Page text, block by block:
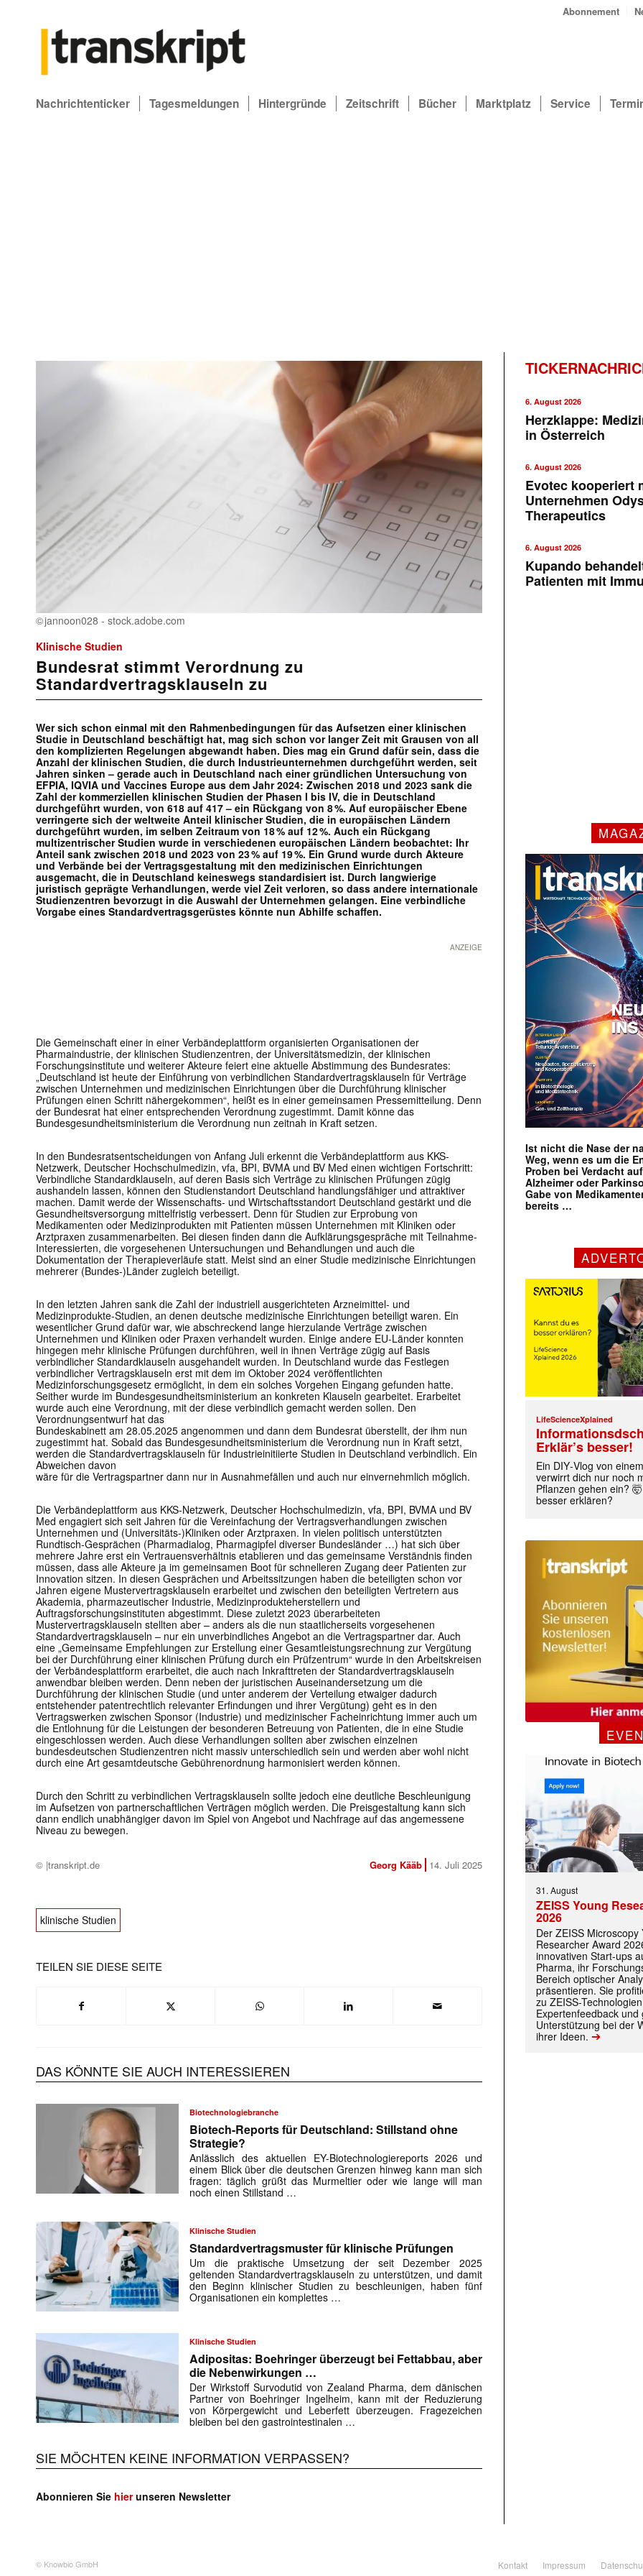
Mit dem |transkript-Newsletter jede Woche aktuell
Abonnement
Nachrichtenticker Tagesmeldungen Hintergründe Zeitschrift Bücher Marktplatz Service
jannoon028 - stock.adobe.com
Klinische Studien
Bundesrat stimmt Verordnung zu
Standardvertragsklauseln zu
Wer sich schon einmal mit den Rahmenbedingungen für das Aufsetzen einer klinischen
Studie in Deutschland beschäftigt hat, mag sich schon vor langer Zeit mit Grausen von all
den komplizierten Regelungen abgewandt haben. Dies mag ein Grund dafür sein, dass die
Anzahl der klinischen Studien, die durch Industrieunternehmen durchgeführt werden, seit
Jahren sinken – gerade auch in Deutschland nach einer gründlichen Untersuchung von
EFPIA, IQVIA und Vaccines Europe aus dem Jahr 2024: Zwischen 2018 und 2023 sank die
Zahl der kommerziellen klinischen Studien der Phasen I bis IV, die in Deutschland
durchgeführt wurden, von 618 auf 417 – ein Rückgang von 8 %. Auf europäischer Ebene
verringerte sich der weltweite Anteil klinischer Studien, die in europäischen Ländern
durchgeführt wurden, im selben Zeitraum von 18 % auf 12 %. Auch ein Rückgang
multizentrischer Studien wurde in verschiedenen europäischen Ländern beobachtet: Ihr
Anteil sank zwischen 2018 und 2023 von 23 % auf 19 %. Ein Grund wurde durch Akteure
und Verbände bei der Vertragsgestaltung mit den medizinischen Einrichtungen
ausgemacht, die in Deutschland keineswegs standardisiert ist. Durch langwierige
juristisch geprägte Verhandlungen, werde viel Zeit verloren, so dass andere internationale
Studienzentren bevorzugt in die Auswahl der Unternehmen gelangen. Eine verbindliche
Vorgabe eines Standardvertragsgerüstes könnte nun Abhilfe schaffen.
ANZEIGE
Die Gemeinschaft einer in einer Verbändeplattform organisierten Organisationen der
Pharmaindustrie, der klinischen Studienzentren, der Universitätsmedizin, der klinischen
Forschungsinstitute und weiterer Akteure feiert eine aktuelle Abstimmung des Bundesrates:
„Deutschland ist heute der Einführung von verbindlichen Standardvertragsklauseln für Verträge
zwischen Unternehmen und medizinischen Einrichtungen über die Durchführung klinischer
Prüfungen einen Schritt nähergekommen“, heißt es in einer gemeinsamen Pressemitteilung. Denn
der Bundesrat hat einer entsprechenden Verordnung zugestimmt. Damit könne das
Bundesgesundheitsministerium die Verordnung nun zeitnah in Kraft setzen.
In den Bundesratsentscheidungen von Anfang Juli erkennt die Verbändeplattform aus KKS-
Netzwerk, Deutscher Hochschulmedizin, vfa, BPI, BVMA und BV Med einen wichtigen Fortschritt:
Verbindliche Standardklauseln, auf deren Basis sich Verträge zu klinischen Prüfungen zügig
aushandeln lassen, können den Studienstandort Deutschland handlungsfähiger und attraktiver
machen. Damit werde der Wissenschafts- und Wirtschaftsstandort Deutschland gestärkt und die
Gesundheitsversorgung mittelfristig verbessert. Denn für Studien zur Erprobung von
Medikamenten oder Medizinprodukten mit Patienten müssen Unternehmen mit Kliniken oder
Arztpraxen zusammenarbeiten. Bei diesen finden dann die Aufklärungsgespräche mit Teilnahme-
Interessierten, die vorgesehenen Untersuchungen und Behandlungen und auch die
Dokumentation der Therapieverläufe statt. Meist sind an einer Studie medizinische Einrichtungen
mehrerer (Bundes-)Länder zugleich beteiligt.
In den letzten Jahren sank die Zahl der industriell ausgerichteten Arzneimittel- und
Medizinprodukte-Studien, an denen deutsche medizinische Einrichtungen beteiligt waren. Ein
wesentlicher Grund dafür war, wie abschreckend lange hierzulande Verträge zwischen
Unternehmen und Kliniken oder Praxen verhandelt wurden. Einige andere EU-Länder konnten
hingegen mehr klinische Prüfungen durchführen, weil in ihnen Verträge zügig auf Basis
verbindlicher Standardklauseln ausgehandelt wurden. In Deutschland wurde das Festlegen
verbindlicher Vertragsklauseln erst mit dem im Oktober 2024 veröffentlichten
Medizinforschungsgesetz ermöglicht, in dem ein solches Vorgehen Eingang gefunden hatte.
Seither wurde im Bundesgesundheitsministerium an konkreten Klauseln gearbeitet. Erarbeitet
wurde auch eine Verordnung, mit der diese verbindlich gemacht werden sollen. Den
Verordnungsentwurf hat das
Bundeskabinett am 28.05.2025 angenommen und dann dem Bundesrat überstellt, der ihm nun
zugestimmt hat. Sobald das Bundesgesundheitsministerium die Verordnung nun in Kraft setzt,
werden die Standardvertragsklauseln für Industrieinitiierte Studien in Deutschland verbindlich. Ein
Abweichen davon
wäre für die Vertragspartner dann nur in Ausnahmefällen und auch nur einvernehmlich möglich.
Die Verbändeplattform aus KKS-Netzwerk, Deutscher Hochschulmedizin, vfa, BPI, BVMA und BV
Med engagiert sich seit Jahren für die Vereinfachung der Vertragsverhandlungen zwischen
Unternehmen und (Universitäts-)Kliniken oder Arztpraxen. In vielen politisch unterstützten
Rundtisch-Gesprächen (Pharmadialog, Pharmagipfel diverser Bundesländer …) hat sich über
mehrere Jahre erst ein Vertrauensverhältnis etablieren und das gemeinsame Verständnis finden
müssen, dass alle Akteure ja im gemeinsamen Boot für schnelleren Zugang deer Patienten zur
Innovation sitzen. In diesen Gesprächen und Arbeitssitzungen haben die beteiligten schon vor
Jahren eigene Mustervertragsklauseln erarbeitet und zwischen den beteiligten Vertretern aus
Akademia, pharmazeutischer Industrie, Medizinprodukteherstellern und
Auftragsforschungsinstituten abgestimmt. Diese zuletzt 2023 überarbeiteten
Mustervertragsklauseln stellten aber – anders als die nun staatlicherseits vorgesehenen
Standardvertragsklauseln – nur ein unverbindliches Angebot an die Vertragspartner dar. Auch
eine „Gemeinsame Empfehlungen zur Erstellung einer Gesamtleistungsrechnung zur Vergütung
bei der Durchführung einer klinischen Prüfung durch ein Prüfzentrum“ wurde in den Arbeitskreisen
der Verbändesplattform erarbeitet, die auch nach Inkrafttreten der Standardvertragsklauseln
anwendbar bleiben werden. Denn neben der juristischen Auseinandersetzung um die
Durchführung der klinischen Studie (und unter anderem der Verteilung etwaiger dadurch
entstehender patentrechtlich relevanter Erfindungen und ihrer Vergütung) geht es in den
Vertragswerken zwischen Sponsor (Industrie) und medizinischer Facheinrichtung immer auch um
die Entlohnung für die Leistungen der besonderen Betreuung von Patienten, die in eine Studie
eingeschlossen werden. Auch diese Verhandlungen sollten aber zwischen einzelnen
bundesdeutschen Studienzentren nicht massiv unterschiedlich sein und werden aber wohl nicht
durch eine Art gesamtdeutsche Gebührenordnung harmonisiert werden können.
Durch den Schritt zu verbindlichen Vertragsklauseln sollte jedoch eine deutliche Beschleunigung
im Aufsetzen von partnerschaftlichen Verträgen möglich werden. Die Preisgestaltung kann sich
dann endlich unabhängiger davon im Spiel von Angebot und Nachfrage auf das angemessene
Niveau zu bewegen.
© |transkript.de Georg Kääb 14. Juli 2025
klinische Studien
TEILEN SIE DIESE SEITE
DAS KÖNNTE SIE AUCH INTERESSIEREN
Biotechnologiebranche
Biotech-Reports für Deutschland: Stillstand ohne
Strategie?
Anlässlich des aktuellen EY-Biotechnologiereports 2026 und
einem Blick über die deutschen Grenzen hinweg kann man sich
fragen: täglich grüßt das Murmeltier oder wie lange will man
noch einen Stillstand …
Klinische Studien
Standardvertragsmuster für klinische Prüfungen
Um die praktische Umsetzung der seit Dezember 2025
geltenden Standardvertragsklauseln zu unterstützen, und damit
den Beginn klinischer Studien zu beschleunigen, haben fünf
Organisationen ein komplettes …
Klinische Studien
Adipositas: Boehringer überzeugt bei Fettabbau, aber
die Nebenwirkungen …
Der Wirkstoff Survodutid von Zealand Pharma, dem dänischen
Partner von Boehringer Ingelheim, kann mit der Reduzierung
von Körpergewicht und Leberfett überzeugen. Fragezeichen
bleiben bei den gastrointestinalen …
SIE MÖCHTEN KEINE INFORMATION VERPASSEN?
Abonnieren Sie hierunseren Newsletter
6. August 2026
Herzklappe:
in Österreich
6. August 2026
Evotec kooperiert
Unternehmen
Therapeutics
6. August 2026
Kupando
Patienten mit
Ist nicht die Nase der
Weg, wenn es um die
Proben bei Verdacht
Alzheimer oder
Gabe von
bereits …
LifeScienceXplained
Erklär’s besser!
Ein DIY‑Vlog von
verwirrt dich nur noch
Pflanzen gehen ein?
besser erklären?
31. August
ZEISS Young
2026
Der ZEISS Microscopy
Researcher Award
innovativen Start-ups
Pharma, ihr
Bereich optischer
präsentieren. Sie
zu ZEISS-
Expertenfeedback und
Unterstützung bei der
ihrer Ideen. ➔
© Knowbio GmbH Kontakt Impressum